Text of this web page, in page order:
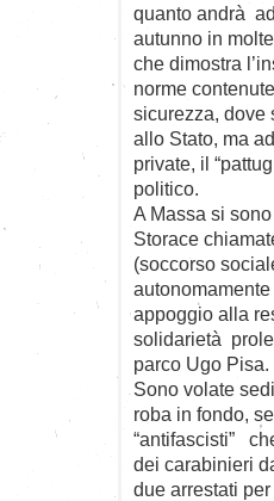
quanto andrà
autunno in
che dimostra
norme
sicurezza, dove
allo Stato, ma
private, il
politico.
A Massa si
Storace
(soccorso
appoggio alla
solidarietà
parco Ugo Pisa.
Sono volate
roba in fondo,
“antifascisti”
dei carabinieri
due arrestati